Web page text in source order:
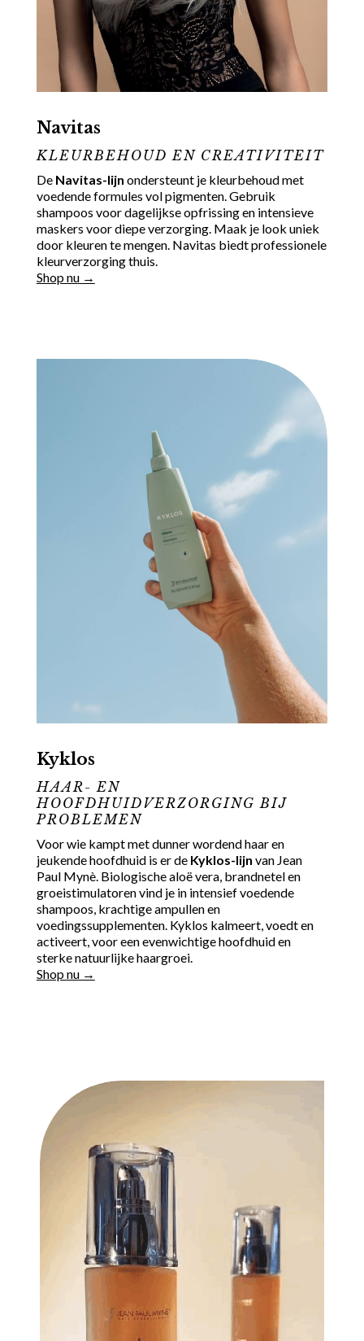
Navitas
KLEURBEHOUD EN CREATIVITEIT
De Navitas-lijn ondersteunt je kleurbehoud met
voedende formules vol pigmenten. Gebruik
shampoos voor dagelijkse opfrissing en intensieve
maskers voor diepe verzorging. Maak je look uniek
door kleuren te mengen. Navitas biedt professionele
kleurverzorging thuis.
Shop nu →
Kyklos
HAAR- EN
HOOFDHUIDVERZORGING BIJ
PROBLEMEN
Voor wie kampt met dunner wordend haar en
jeukende hoofdhuid is er de Kyklos-lijn van Jean
Paul Mynè. Biologische aloë vera, brandnetel en
groeistimulatoren vind je in intensief voedende
shampoos, krachtige ampullen en
voedingssupplementen. Kyklos kalmeert, voedt en
activeert, voor een evenwichtige hoofdhuid en
sterke natuurlijke haargroei.
Shop nu →